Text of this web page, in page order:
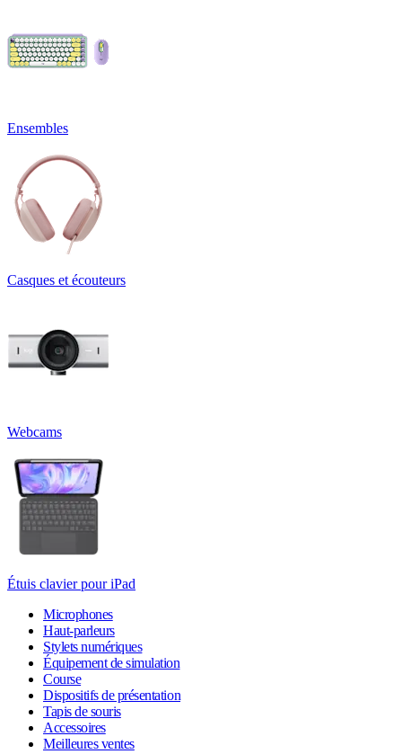
Ensembles
Casques et écouteurs
Webcams
Étuis clavier pour iPad
Microphones
Haut-parleurs
Stylets numériques
Équipement de simulation
Course
Dispositifs de présentation
Tapis de souris
Accessoires
Meilleures ventes